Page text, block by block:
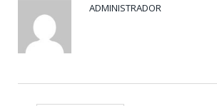
ADMINISTRADOR